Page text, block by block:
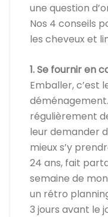
une question
Nos 4 conseils
les cheveux et
1. Se fournir en
Emballer, c’est
régulièrement
leur demander
mieux s’y
24 ans, fait
semaine de
un rétro
3 jours avant le